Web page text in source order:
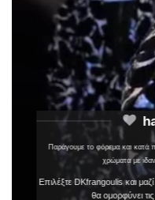
Παράγουμε το φόρεμα και κατά
χρώματα με
Επιλέξτε DKfrangoulis και
θα ομορφύνει